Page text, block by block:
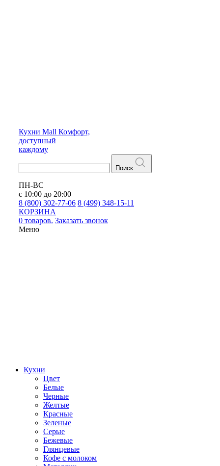
Кухни Mall Комфорт,
доступный
каждому
Поиск
ПН-ВС
с 10:00 до 20:00
8 (800) 302-77-06 8 (499) 348-15-11
КОРЗИНА
0 товаров. Заказать звонок
Меню
Кухни
Цвет
Белые
Черные
Желтые
Красные
Зеленые
Серые
Бежевые
Глянцевые
Кофе с молоком